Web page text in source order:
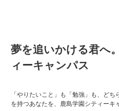
夢を追いかける君へ
ィーキャンパス
「やりたいこと」も「勉強」も、ど
を持つあなたを、鹿島学園シティーキ